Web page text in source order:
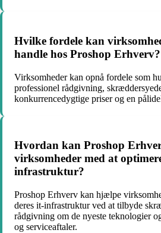
Hvilke fordele kan
handle hos Proshop Erhverv?
Virksomheder kan opnå fordele som
professionel rådgivning,
konkurrencedygtige priser og en
Hvordan kan Proshop
virksomheder med at
infrastruktur?
Proshop Erhverv kan hjælpe
deres it-infrastruktur ved at tilbyde
rådgivning om de nyeste teknologier
og serviceaftaler.